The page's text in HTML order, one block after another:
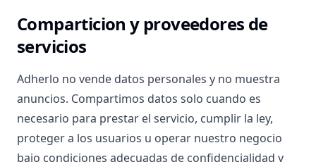
Comparticion y proveedores de
servicios
Adherlo no vende datos personales y no muestra
anuncios. Compartimos datos solo cuando es
necesario para prestar el servicio, cumplir la ley,
proteger a los usuarios u operar nuestro negocio
bajo condiciones adecuadas de confidencialidad y